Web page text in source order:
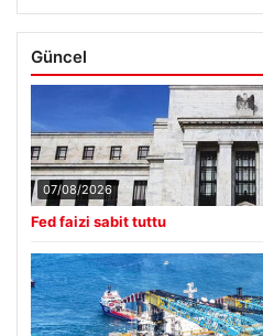
Güncel
07/08/2026
Fed faizi sabit tuttu